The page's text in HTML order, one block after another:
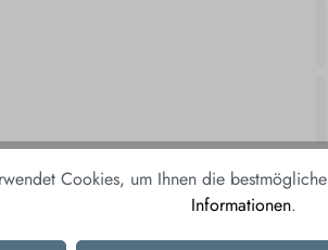
Cookies, um Ihnen die
Informationen.